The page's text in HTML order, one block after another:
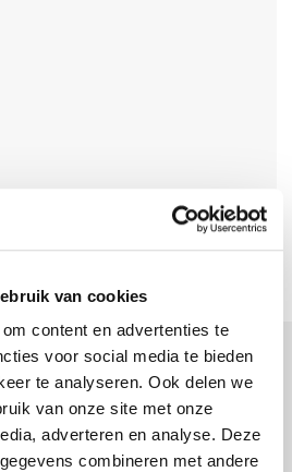
van cookies
content en advertenties te
voor social media te bieden
te analyseren. Ook delen we
van onze site met onze
adverteren en analyse. Deze
combineren met andere
voor iedereen die van een
nu je hersenen wilt trainen met